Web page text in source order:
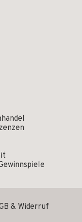
& Widerruf